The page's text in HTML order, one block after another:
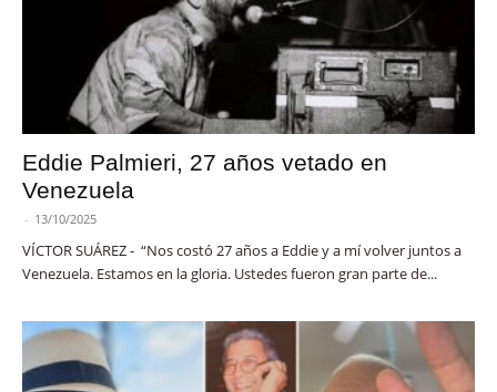
Eddie Palmieri, 27 años vetado en
Venezuela
- 13/10/2025
VÍCTOR SUÁREZ - “Nos costó 27 años a Eddie y a mí volver juntos a
Venezuela. Estamos en la gloria. Ustedes fueron gran parte de...